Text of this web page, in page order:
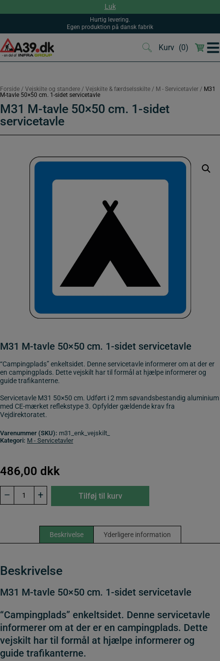
Luk
Hurtig levering.
Egen produktion på dansk fabrik
Kurv (0)
(0)
Forside / Vejskilte og standere / Vejskilte & færdselsskilte / M - Servicetavler / M31
M-tavle 50×50 cm. 1-sidet servicetavle
M31 M-tavle 50×50 cm. 1-sidet
servicetavle
M31 M-tavle 50×50 cm. 1-sidet servicetavle
“Campingplads” enkeltsidet. Denne servicetavle informerer om at der er
en campingplads. Dette vejskilt har til formål at hjælpe informerer og
guide trafikanterne.
Servicetavle M31 50×50 cm. Udført i 2 mm søvandsbestandig aluminium
med CE-mærket reflekstype 3. Opfylder gældende krav fra
Vejdirektoratet.
Varenummer (SKU): m31_enk_vejskilt_
Kategori: M - Servicetavler
486,00 dkk
–
M31
M-
tavle
+ Tilføj til kurv
Beskrivelse Yderligere information
Beskrivelse
M31 M-tavle 50×50 cm. 1-sidet servicetavle
“Campingplads” enkeltsidet. Denne servicetavle
informerer om at der er en campingplads. Dette
vejskilt har til formål at hjælpe informerer og
guide trafikanterne.